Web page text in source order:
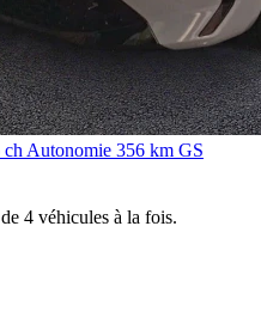
ch Autonomie 356 km GS
4 véhicules à la fois.